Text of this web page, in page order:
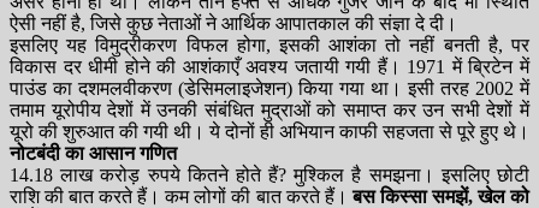
ऐसी नहीं है, जिसे कुछ नेताओं ने आर्थिक आपातकाल की संज्ञा दे दी।
इसलिए यह विमुद्रीकरण विफल होगा, इसकी आशंका तो नहीं बनती है, पर
विकास दर धीमी होने की आशंकाएँ अवश्य जतायी गयी हैं। 1971 में ब्रिटेन में
पाउंड का दशमलवीकरण (डेसिमलाइजेशन) किया गया था। इसी तरह 2002 में
तमाम यूरोपीय देशों में उनकी संबंधित मुद्राओं को समाप्त कर उन सभी देशों में
यूरो की शुरुआत की गयी थी। ये दोनों ही अभियान काफी सहजता से पूरे हुए थे।
नोटबंदी का आसान गणित
14.18 लाख करोड़ रुपये कितने होते हैं? मुश्किल है समझना। इसलिए छोटी
राशि की बात करते हैं। कम लोगों की बात करते हैं।बस किस्सा समझें, खेल को